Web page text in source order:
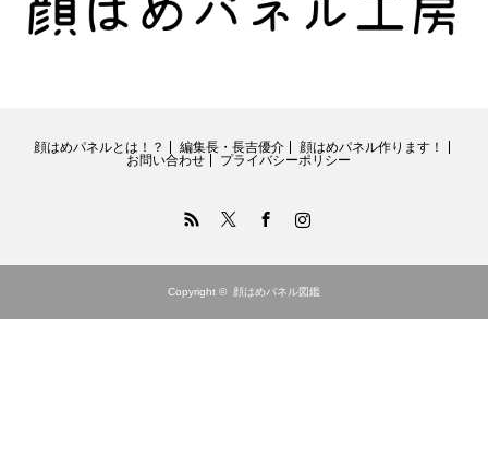
顔はめパネルとは！？ 編集長・長吉優介
顔はめパネル作ります！
お問い合わせ
プライバシーポリシー
FacebookInstagram
Copyright © 顔はめパネル図鑑